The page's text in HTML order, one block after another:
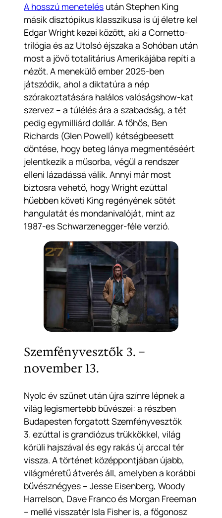
A hosszú menetelés után Stephen King
másik disztópikus klasszikusa is új életre kel
Edgar Wright kezei között, aki a Cornetto-
trilógia és az Utolsó éjszaka a Sohóban után
most a jövő totalitárius Amerikájába repíti a
nézőt. A menekülő ember2025-ben
játszódik, ahol a diktatúra a nép
szórakoztatására halálos valóságshow-kat
szervez – a túlélés ára a szabadság, a tét
pedig egymilliárd dollár. A főhős, Ben
Richards (Glen Powell) kétségbeesett
döntése, hogy beteg lánya megmentéséért
jelentkezik a műsorba, végül a rendszer
elleni lázadássá válik. Annyi már most
biztosra vehető, hogy Wright ezúttal
hűebben követi King regényének sötét
hangulatát és mondanivalóját, mint az
1987-es Schwarzenegger-féle verzió.
Szemfényvesztők 3. –
november 13.
Nyolc év szünet után újra színre lépnek a
világ legismertebb bűvészei: a részben
Budapesten forgatottSzemfényvesztők
3. ezúttal is grandiózus trükkökkel, világ
körüli hajszával és egy rakás új arccal tér
vissza. A történet középpontjában újabb,
világméretű átverés áll, amelyben a korábbi
bűvésznégyes – Jesse Eisenberg, Woody
Harrelson, Dave Franco és Morgan Freeman
– mellé visszatér Isla Fisher is, a főgonosz